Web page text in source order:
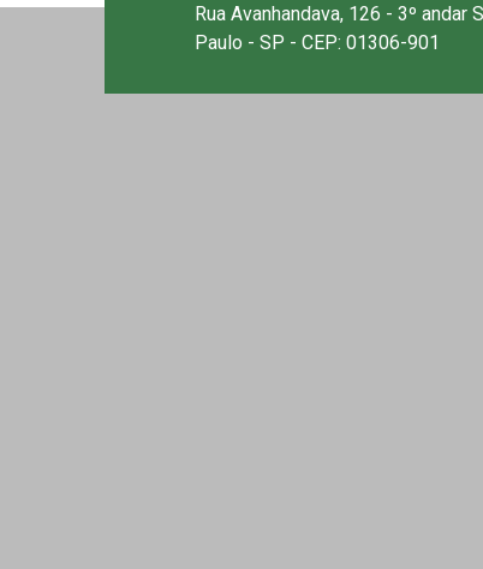
Rua Avanhandava, 126 - 3º andar
Paulo - SP - CEP: 01306-901